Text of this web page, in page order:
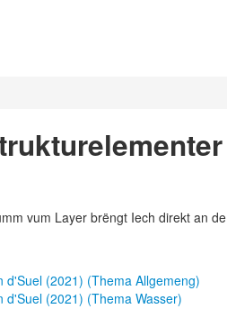
vum Layer brëngt Iech direkt an de
d'Suel (2021) (Thema Allgemeng)
d'Suel (2021) (Thema Wasser)